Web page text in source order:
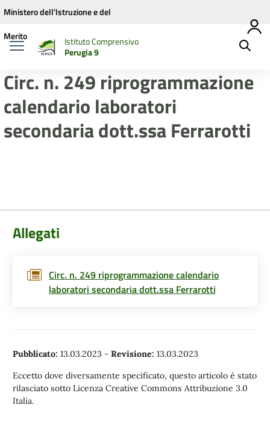
Vai ai contenuti
Vai al menu di navigazione
Vai al footer
Ministero dell'Istruzione e del
Merito
Istituto Comprensivo
Perugia 9
Circ. n. 249 riprogrammazione
calendario laboratori
secondaria dott.ssa Ferrarotti
Allegati
Circ. n. 249 riprogrammazione calendario
laboratori secondaria dott.ssa Ferrarotti
Pubblicato: 13.03.2023 - Revisione: 13.03.2023
Eccetto dove diversamente specificato, questo articolo è stato
rilasciato sotto Licenza Creative Commons Attribuzione 3.0
Italia.